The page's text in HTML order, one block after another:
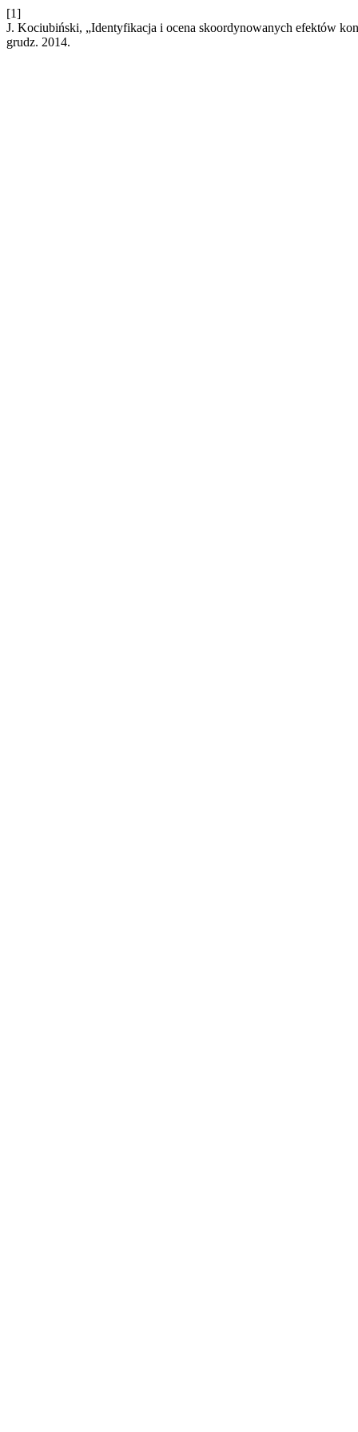
[1]
J. Kociubiński, „Identyfikacja i ocena skoordynowanych efektów
grudz. 2014.